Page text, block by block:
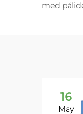
med
16
May